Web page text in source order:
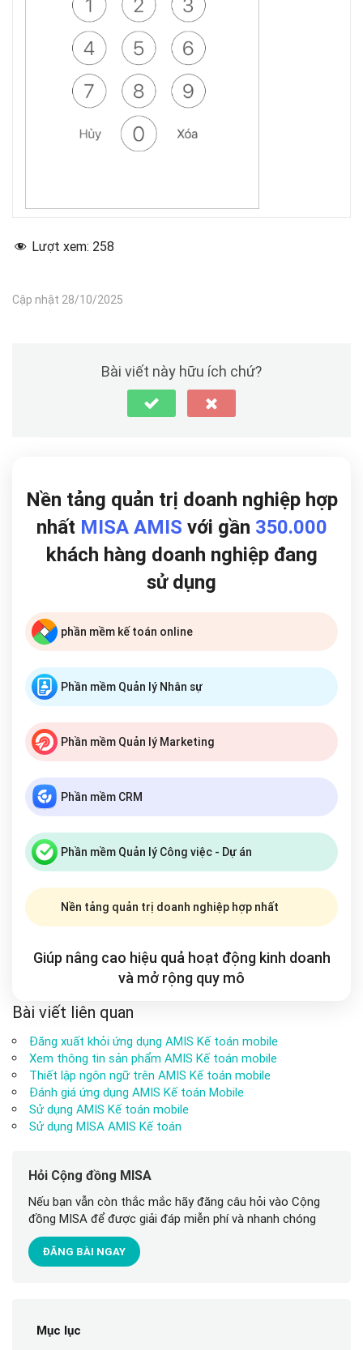
Lượt xem: 258
Cập nhật 28/10/2025
Bài viết này hữu ích chứ?
Nền tảng quản trị doanh nghiệp hợp
nhất MISA AMIS với gần 350.000
khách hàng doanh nghiệp đang
sử dụng
phần mềm kế toán online
Phần mềm Quản lý Nhân sự
Phần mềm Quản lý Marketing
Phần mềm CRM
Phần mềm Quản lý Công việc - Dự án
Nền tảng quản trị doanh nghiệp hợp nhất
Giúp nâng cao hiệu quả hoạt động kinh doanh
và mở rộng quy mô
Bài viết liên quan
Đăng xuất khỏi ứng dụng AMIS Kế toán mobile
Xem thông tin sản phẩm AMIS Kế toán mobile
Thiết lập ngôn ngữ trên AMIS Kế toán mobile
Đánh giá ứng dụng AMIS Kế toán Mobile
Sử dụng AMIS Kế toán mobile
Sử dụng MISA AMIS Kế toán
Hỏi Cộng đồng MISA
Nếu bạn vẫn còn thắc mắc hãy đăng câu hỏi vào Cộng
đồng MISA để được giải đáp miễn phí và nhanh chóng
ĐĂNG BÀI NGAY
Mục lục